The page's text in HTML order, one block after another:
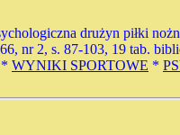
drużyn piłki
nr 2, s. 87-103, 19 tab.
* WYNIKI SPORTOWE *